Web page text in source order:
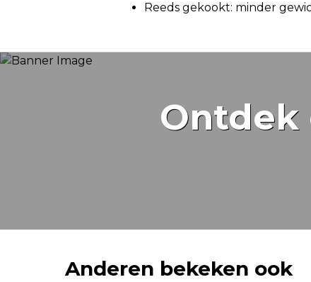
Reeds gekookt: minder
Ontdek
Anderen bekeken ook